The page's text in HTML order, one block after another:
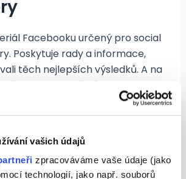
vašich údajů
zpracováváme vaše údaje (jako
technologií, jako např. souborů
Facebooku určený pro social
Poskytuje rady a informace,
těch nejlepších výsledků. A na
epizody, které vás provedou
oblastmi Facebook a Instagram
facebook-prinesl-dalsi-dily-
media-manazery/